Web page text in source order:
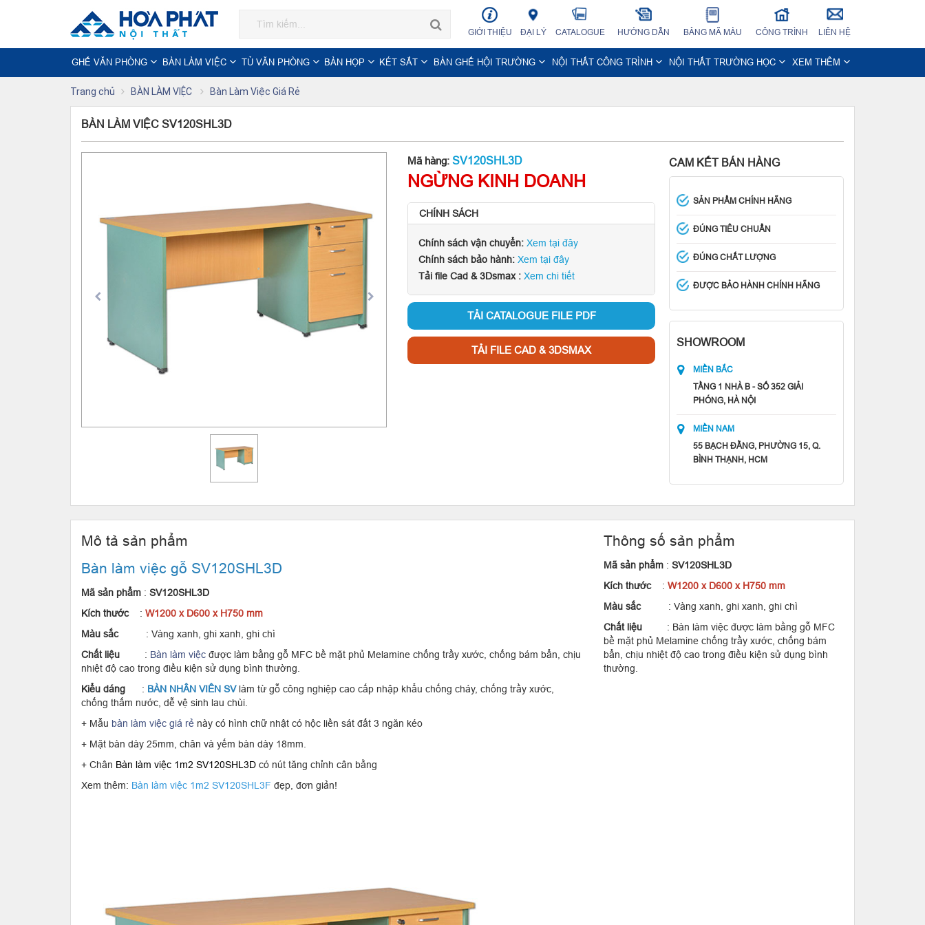
GIỚI THIỆU ĐẠI LÝ CATALOGUE HƯỚNG DẪN BẢNG MÃ MÀU CÔNG TRÌNH LIÊN HỆ
GHẾ VĂN PHÒNG BÀN LÀM VIỆC TỦ VĂN PHÒNG BÀN HỌP KÉT SẮT BÀN GHẾ HỘI TRƯỜNG NỘI THẤT CÔNG TRÌNH NỘI THẤT TRƯỜNG HỌC XEM THÊM
Trang chủ BÀN LÀM VIỆC Bàn Làm Việc Giá Rẻ
BÀN LÀM VIỆC SV120SHL3D
Mã hàng:SV120SHL3D
NGỪNG KINH DOANH
CHÍNH SÁCH
Chính sách vận chuyển:Xem tại đây
Chính sách bảo hành:Xem tại đây
Tải file Cad & 3Dsmax :Xem chi tiết
TẢI CATALOGUE FILE PDF
TẢI FILE CAD & 3DSMAX
CAM KẾT BÁN HÀNG
SẢN PHẨM CHÍNH HÃNG
ĐÚNG TIÊU CHUẨN
ĐÚNG CHẤT LƯỢNG
ĐƯỢC BẢO HÀNH CHÍNH HÃNG
SHOWROOM
MIỀN BẮC
TẦNG 1 NHÀ B - SỐ 352 GIẢI
PHÓNG, HÀ NỘI
MIỀN NAM
55 BẠCH ĐẰNG, PHƯỜNG 15, Q.
BÌNH THẠNH, HCM
Mô tả sản phẩm
Bàn làm việc gỗ SV120SHL3D
Mã sản phẩm : SV120SHL3D
Kích thước: W1200 x D600 x H750 mm
Màu sắc: Vàng xanh, ghi xanh, ghi chì
Chất liệu : Bàn làm việc được làm bằng gỗ MFC bề mặt phủ Melamine chống trầy xước, chống bám bẩn, chịu
nhiệt độ cao trong điều kiện sử dụng bình thường.
Kiểu dáng : BÀN NHÂN VIÊN SVlàm từ gỗ công nghiệp cao cấp nhập khẩu chống cháy, chống trầy xước,
chống thấm nước, dễ vệ sinh lau chùi.
+ Mẫu bàn làm việc giá rẻ này có hình chữ nhật có hộc liền sát đất 3 ngăn kéo
+ Mặt bàn dày 25mm, chân và yếm bàn dày 18mm.
+ Chân Bàn làm việc 1m2 SV120SHL3D có nút tăng chỉnh cân bằng
Xem thêm: Bàn làm việc 1m2 SV120SHL3F đẹp, đơn giản!
Thông số sản phẩm
Mã sản phẩm: SV120SHL3D
Kích thước: W1200 x D600 x H750 mm
Màu sắc: Vàng xanh, ghi xanh, ghi chì
Chất liệu: Bàn làm việc được làm bằng gỗ MFC
bề mặt phủ Melamine chống trầy xước, chống bám
bẩn, chịu nhiệt độ cao trong điều kiện sử dụng bình
thường.